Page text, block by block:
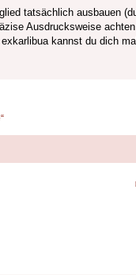
tatsächlich ausbauen
Ausdrucksweise
kannst du dich